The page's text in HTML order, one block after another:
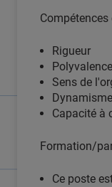
Rigueur
Polyvalence
Sens de
Dynamisme
Capacité à
Formation/
Ce poste